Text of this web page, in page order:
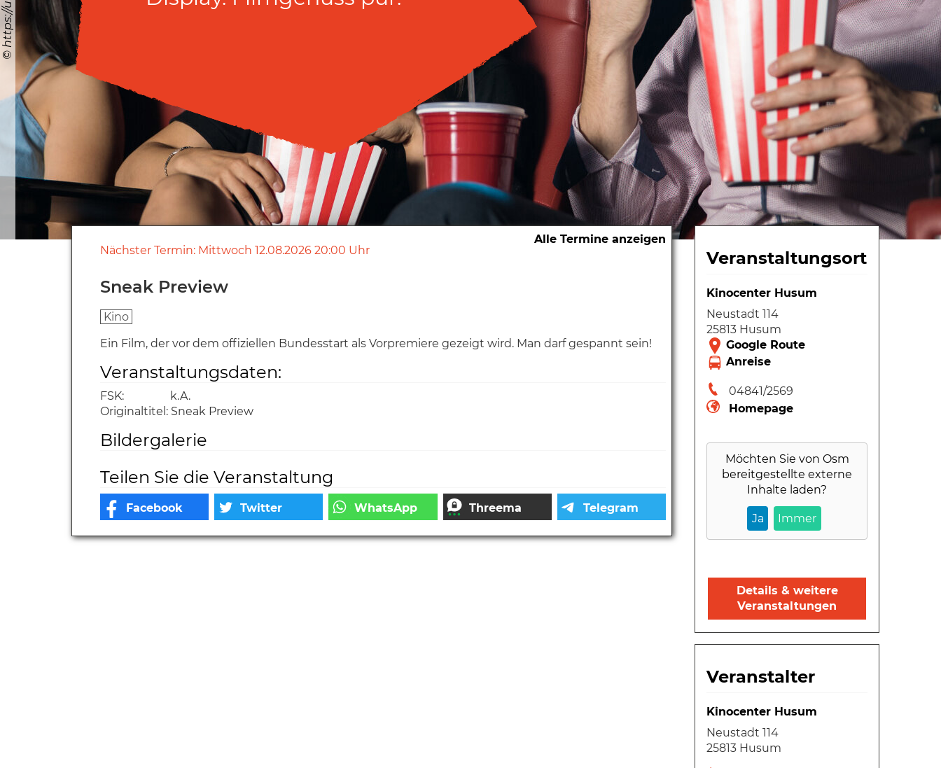
Nächster Termin: Mittwoch 12.08.2026 20:00 Uhr
Alle Termine anzeigen
Sneak Preview
Kino
Ein Film, der vor dem offiziellen Bundesstart als Vorpremiere gezeigt wird. Man darf gespannt sein!
Veranstaltungsdaten:
FSK:
k.A.
Originaltitel: Sneak Preview
Bildergalerie
Teilen Sie die Veranstaltung
Veranstaltungsort
Kinocenter Husum
Neustadt 114
25813 Husum
04841/2569
Homepage
Möchten Sie von Osm
bereitgestellte externe
Inhalte laden?
Ja Immer
Details & weitere
Veranstaltungen
Veranstalter
Kinocenter Husum
Neustadt 114
25813 Husum